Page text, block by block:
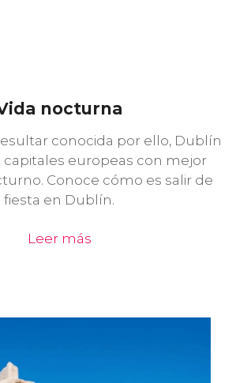
nocturna
conocida por ello, Dublín
capitales europeas con mejor
Conoce cómo es salir de
fiesta en Dublín.
Leer más